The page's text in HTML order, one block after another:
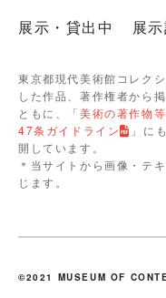
展示・貸出中
展
東京都現代美術館コレク
した作品、著作権者から
ともに、「美術の著作物
47条ガイドライン
」に
開しています。
＊当サイトから画像・テ
じます。
©2021 MUSEUM OF